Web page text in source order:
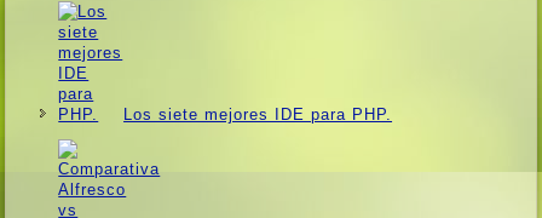
Los siete mejores IDE para PHP.